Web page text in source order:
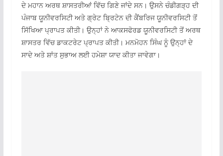
ਦੇ ਮਹਾਨ ਅਰਥ ਸ਼ਾਸਤਰੀਆਂ ਵਿੱਚ ਗਿਣੇ ਜਾਂਦੇ ਸਨ। ਉਸਨੇ ਚੰਡੀਗੜ੍ਹ ਦੀ
ਪੰਜਾਬ ਯੂਨੀਵਰਸਿਟੀ ਅਤੇ ਗ੍ਰੇਟ ਬ੍ਰਿਟੇਨ ਦੀ ਕੈਂਬਰਿਜ ਯੂਨੀਵਰਸਿਟੀ ਤੋਂ
ਸਿੱਖਿਆ ਪ੍ਰਾਪਤ ਕੀਤੀ। ਉਨ੍ਹਾਂ ਨੇ ਆਕਸਫੋਰਡ ਯੂਨੀਵਰਸਿਟੀ ਤੋਂ ਅਰਥ
ਸ਼ਾਸਤਰ ਵਿੱਚ ਡਾਕਟਰੇਟ ਪ੍ਰਾਪਤ ਕੀਤੀ। ਮਨਮੋਹਨ ਸਿੰਘ ਨੂੰ ਉਨ੍ਹਾਂ ਦੇ
ਸਾਦੇ ਅਤੇ ਸ਼ਾਂਤ ਸੁਭਾਅ ਲਈ ਹਮੇਸ਼ਾ ਯਾਦ ਕੀਤਾ ਜਾਵੇਗਾ।